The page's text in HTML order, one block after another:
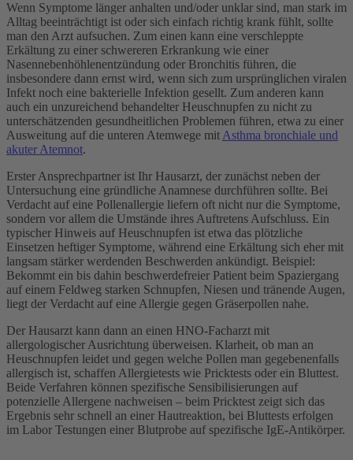
Wenn Symptome länger anhalten und/oder unklar sind, man stark im
Alltag beeinträchtigt ist oder sich einfach richtig krank fühlt, sollte
man den Arzt aufsuchen. Zum einen kann eine verschleppte
Erkältung zu einer schwereren Erkrankung wie einer
Nasennebenhöhlenentzündung oder Bronchitis führen, die
insbesondere dann ernst wird, wenn sich zum ursprünglichen viralen
Infekt noch eine bakterielle Infektion gesellt. Zum anderen kann
auch ein unzureichend behandelter Heuschnupfen zu nicht zu
unterschätzenden gesundheitlichen Problemen führen, etwa zu einer
Ausweitung auf die unteren Atemwege mit Asthma bronchiale und
akuter Atemnot.
Erster Ansprechpartner ist Ihr Hausarzt, der zunächst neben der
Untersuchung eine gründliche Anamnese durchführen sollte. Bei
Verdacht auf eine Pollenallergie liefern oft nicht nur die Symptome,
sondern vor allem die Umstände ihres Auftretens Aufschluss. Ein
typischer Hinweis auf Heuschnupfen ist etwa das plötzliche
Einsetzen heftiger Symptome, während eine Erkältung sich eher mit
langsam stärker werdenden Beschwerden ankündigt. Beispiel:
Bekommt ein bis dahin beschwerdefreier Patient beim Spaziergang
auf einem Feldweg starken Schnupfen, Niesen und tränende Augen,
liegt der Verdacht auf eine Allergie gegen Gräserpollen nahe.
Der Hausarzt kann dann an einen HNO-Facharzt mit
allergologischer Ausrichtung überweisen. Klarheit, ob man an
Heuschnupfen leidet und gegen welche Pollen man gegebenenfalls
allergisch ist, schaffen Allergietests wie Pricktests oder ein Bluttest.
Beide Verfahren können spezifische Sensibilisierungen auf
potenzielle Allergene nachweisen – beim Pricktest zeigt sich das
Ergebnis sehr schnell an einer Hautreaktion, bei Bluttests erfolgen
im Labor Testungen einer Blutprobe auf spezifische IgE-Antikörper.